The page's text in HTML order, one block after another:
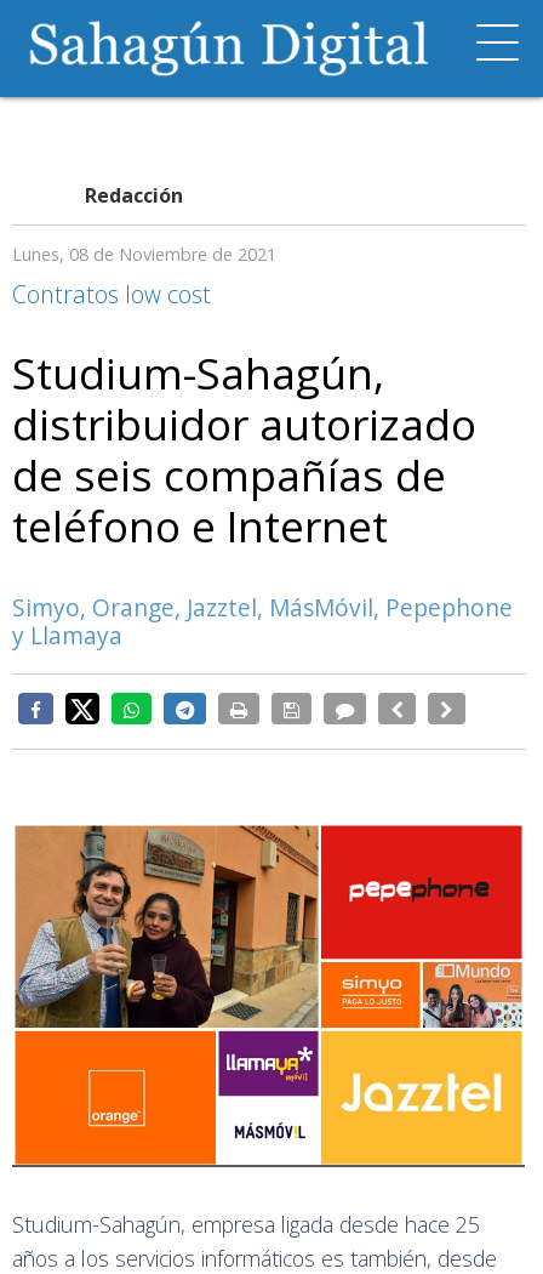
Redacción
Lunes, 08 de Noviembre de 2021
Contratos low cost
Studium-Sahagún,
distribuidor autorizado
de seis compañías de
teléfono e Internet
Simyo, Orange, Jazztel, MásMóvil, Pepephone
y Llamaya
Studium-Sahagún, empresa ligada desde hace 25
años a los servicios informáticos es también, desde